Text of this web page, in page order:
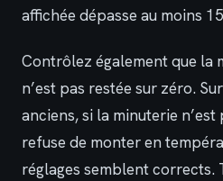
affichée dépasse au moins
Contrôlez également que la
n’est pas restée sur zéro.
anciens, si la minuterie
refuse de monter en
réglages semblent corrects.